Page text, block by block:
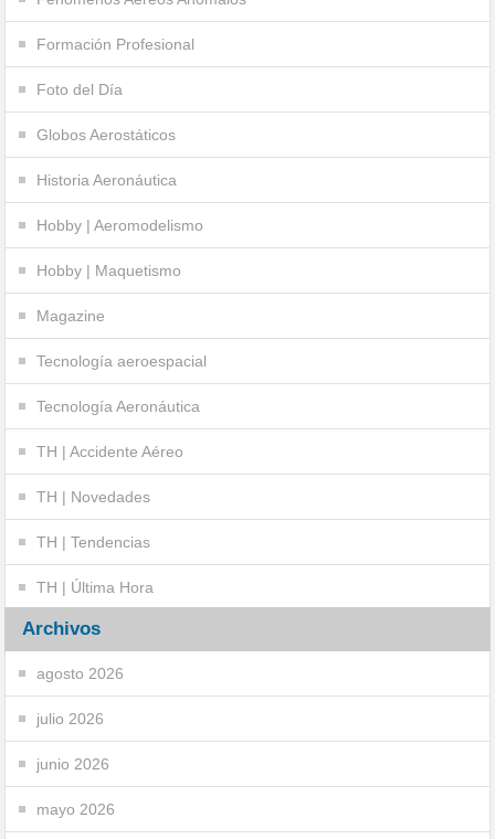
Formación Profesional
Foto del Día
Globos Aerostáticos
Historia Aeronáutica
Hobby | Aeromodelismo
Hobby | Maquetismo
Magazine
Tecnología aeroespacial
Tecnología Aeronáutica
TH | Accidente Aéreo
TH | Novedades
TH | Tendencias
TH | Última Hora
Archivos
agosto 2026
julio 2026
junio 2026
mayo 2026